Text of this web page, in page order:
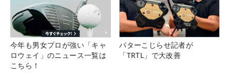
今年も男女プロが強い「キャ
ロウェイ」のニュース一覧は
こちら！
パターこじらせ記者が
「TRTL」で大改善